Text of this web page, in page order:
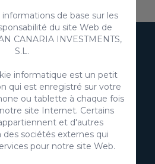
Hébergement
vous à notre
S'abonner
de base sur les
du site Web de
CANARIA INVESTMENTS,
S.L.
informatique est un petit
qui est enregistré sur votre
ou tablette à chaque fois
site Internet. Certains
et d'autres
sociétés externes qui
pour notre site Web.